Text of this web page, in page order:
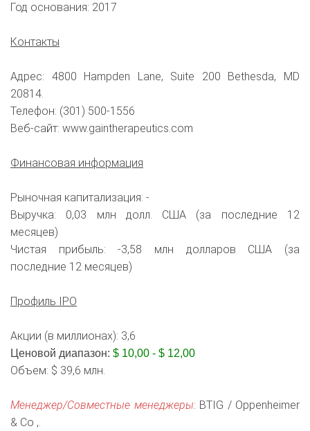
Год основания: 2017
Контакты
Адрес: 4800 Hampden Lane, Suite 200 Bethesda, MD
20814.
Телефон: (301) 500-1556
Веб-сайт: www.gaintherapeutics.com
Финансовая информация
Рыночная капитализация: -
Выручка: 0,03 млн долл. США (за последние 12
месяцев)
Чистая прибыль: -3,58 млн долларов США (за
последние 12 месяцев)
Профиль IPO
Акции (в миллионах): 3,6
Ценовой диапазон: $ 10,00 - $ 12,00
Объем: $ 39,6 млн.
Менеджер/Совместные менеджеры: BTIG / Oppenheimer
& Co ,.